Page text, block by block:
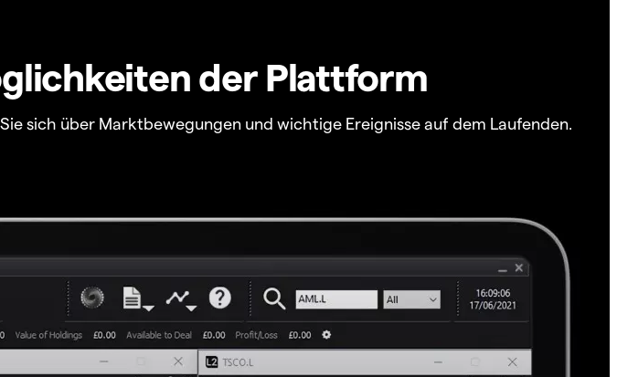
der Plattform
sich über Marktbewegungen und wichtige Ereignisse auf dem Laufenden.